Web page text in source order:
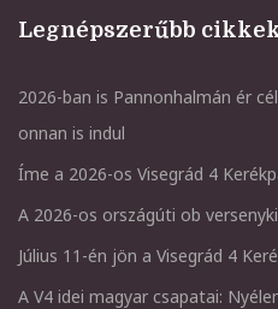
Legnépszerűbb
2026-ban is Pannonhalmán ér
onnan is indul
Íme a 2026-os Visegrád 4
A 2026-os országúti ob
Július 11-én jön a Visegrád 4
A V4 idei magyar csapatai: